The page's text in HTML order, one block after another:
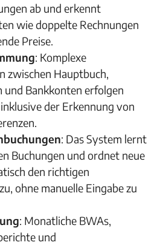
ab und erkennt
wie doppelte Rechnungen
Preise.
: Komplexe
zwischen Hauptbuch,
und Bankkonten erfolgen
der Erkennung von
: Das System lernt
Buchungen und ordnet neue
den richtigen
ohne manuelle Eingabe zu
: Monatliche BWAs,
und